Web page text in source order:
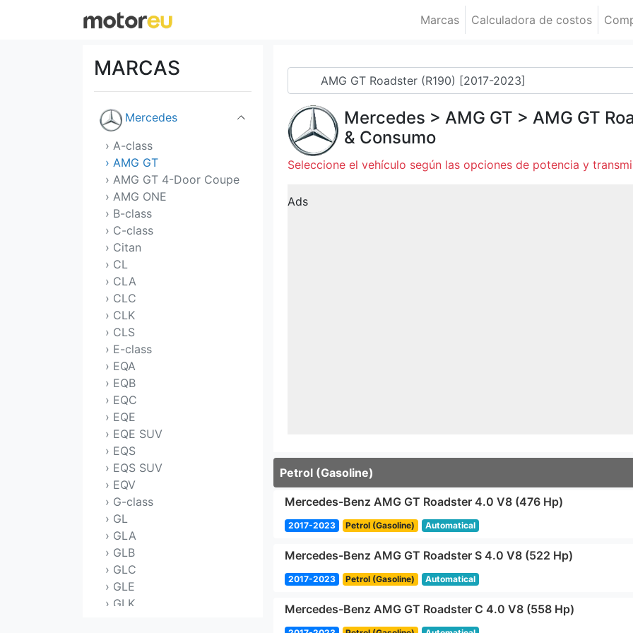
Marcas Calculadora de costos
MARCAS
Maserati
Mercedes
› A-class
› AMG GT
› AMG GT 4-Door Coupe
› AMG ONE
› B-class
› C-class
› Citan
› CL
› CLA
› CLC
› CLK
› CLS
› E-class
› EQA
› EQB
› EQC
› EQE
› EQE SUV
› EQS
› EQS SUV
› EQV
› G-class
› GL
› GLA
› GLB
› GLC
› GLE
› GLK
Mercedes > AMG GT > AMG GT
& Consumo
Seleccione el vehículo según las opciones de potencia y
Ads
Petrol (Gasoline)
Mercedes-Benz AMG GT Roadster 4.0 V8 (476 Hp)
2017-2023 Petrol (Gasoline) Automatical
Mercedes-Benz AMG GT Roadster S 4.0 V8 (522 Hp)
2017-2023 Petrol (Gasoline) Automatical
Mercedes-Benz AMG GT Roadster C 4.0 V8 (558 Hp)